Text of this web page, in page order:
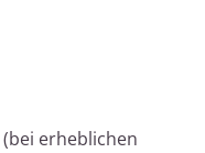
erheblichen